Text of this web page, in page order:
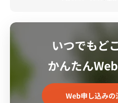
いつでもど
かんたん
Web申し込みの